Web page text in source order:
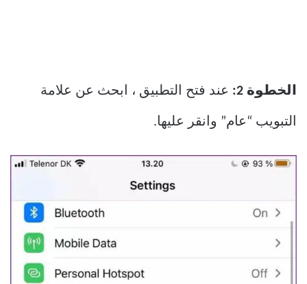
الخطوة 2: عند فتح التطبيق ، ابحث عن علامة
التبويب “عام” وانقر عليها.